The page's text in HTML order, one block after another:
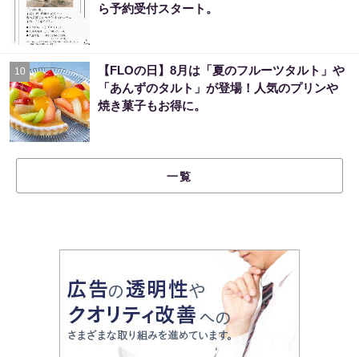
ら予約受付スタート。
10
【FLOの日】8月は「夏のフルーツタルト」や
「あんずのタルト」が登場！人気のプリンや
焼き菓子もお得に。
一覧